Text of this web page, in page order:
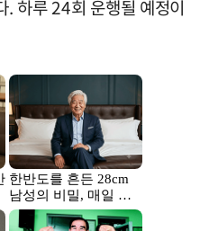
. 하루 24회 운행될 예정이